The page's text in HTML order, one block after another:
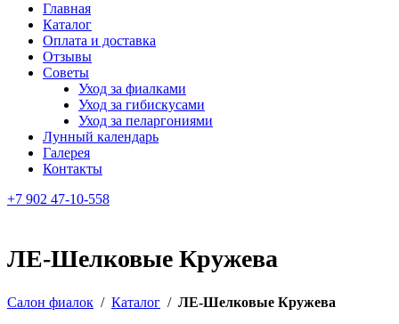
Главная
Каталог
Оплата и доставка
Отзывы
Советы
Уход за фиалками
Уход за гибискусами
Уход за пеларгониями
Лунный календарь
Галерея
Контакты
+7 902 47-10-558
ЛЕ-Шелковые Кружева
Салон фиалок / Каталог / ЛЕ-Шелковые Кружева